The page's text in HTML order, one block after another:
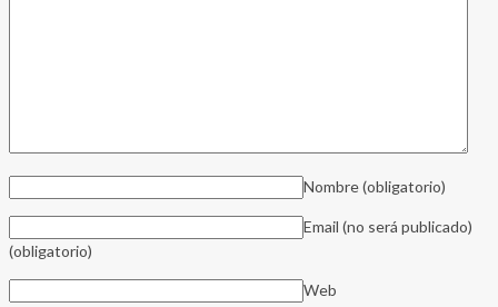
Nombre(obligatorio)
Email (no será publicado)
(obligatorio)
Web